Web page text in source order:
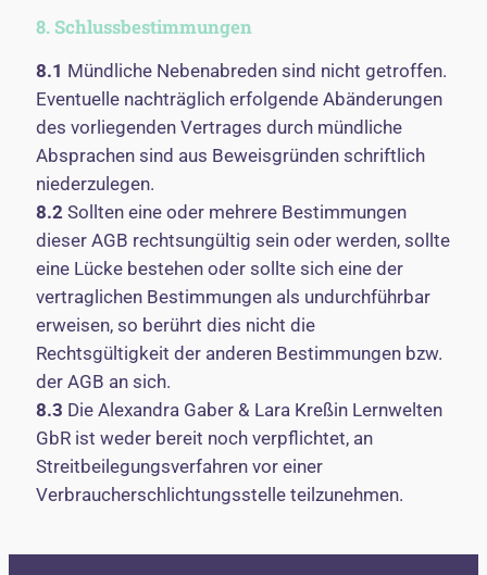
8. Schlussbestimmungen
8.1 Mündliche Nebenabreden sind nicht getroffen.
Eventuelle nachträglich erfolgende Abänderungen
des vorliegenden Vertrages durch mündliche
Absprachen sind aus Beweisgründen schriftlich
niederzulegen.
8.2 Sollten eine oder mehrere Bestimmungen
dieser AGB rechtsungültig sein oder werden, sollte
eine Lücke bestehen oder sollte sich eine der
vertraglichen Bestimmungen als undurchführbar
erweisen, so berührt dies nicht die
Rechtsgültigkeit der anderen Bestimmungen bzw.
der AGB an sich.
8.3 Die Alexandra Gaber & Lara Kreßin Lernwelten
GbR ist weder bereit noch verpflichtet, an
Streitbeilegungsverfahren vor einer
Verbraucherschlichtungsstelle teilzunehmen.